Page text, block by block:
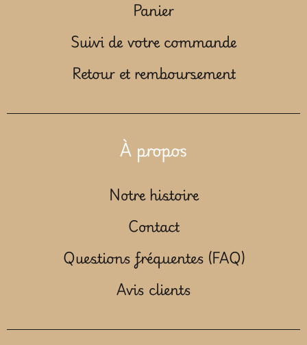
Panier
Suivi de votre commande
Retour et remboursement
À propos
Notre histoire
Contact
Questions fréquentes (FAQ)
Avis clients